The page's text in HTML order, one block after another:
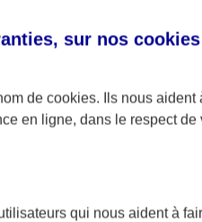
sur nos
de cookies. Ils nous aident
en ligne, dans le respect de
qui nous aident à